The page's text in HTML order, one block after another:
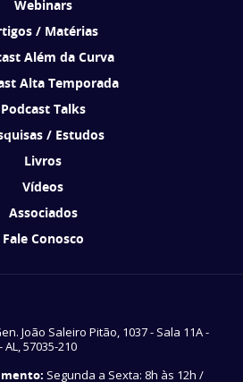
Webinars
/ Matérias
Além da Curva
Alta Temporada
Podcast Talks
/ Estudos
Livros
Vídeos
Associados
Fale Conosco
João Saleiro Pitão, 1037 - Sala 11A -
57035-210
Segunda a Sexta: 8h às 12h /